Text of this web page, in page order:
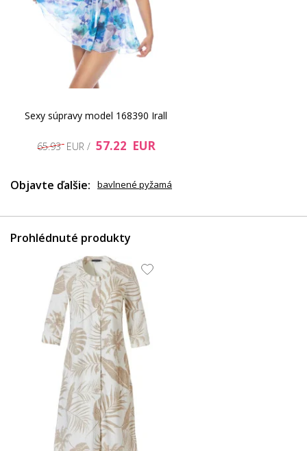
104.53 EUR
82.94 EUR
Sexy súpravy model 168390 Irall
65.93 EUR / 57.22 EUR
Objavte ďalšie: bavlnené pyžamá
Prohlédnuté produkty